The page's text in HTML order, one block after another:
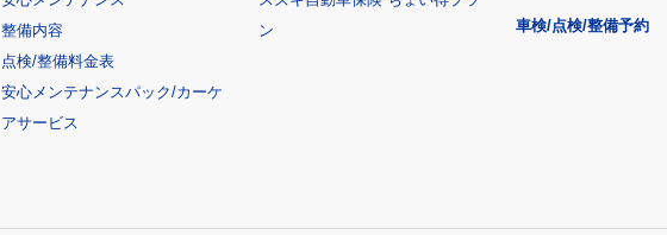
整備内容
点検/整備料金表
安心メンテナンスパック/カーケ
アサービス
ン
車検/点検/整備予約